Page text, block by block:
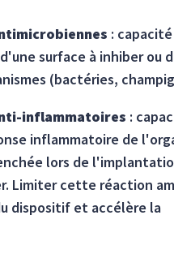
:
surface à inhiber ou
(bactéries,
inflammatoires :
inflammatoire de
lors de
Limiter cette réaction
dispositif et accélère la